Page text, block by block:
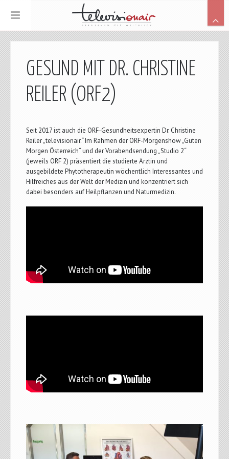
GESUND MIT DR. CHRISTINE
REILER (ORF2)
Seit 2017 ist auch die ORF-Gesundheitsexpertin Dr. Christine
Reiler „televisionair.“ Im Rahmen der ORF-Morgenshow „Guten
Morgen Österreich“ und der Vorabendsendung „Studio 2“
(jeweils ORF 2) präsentiert die studierte Ärztin und
ausgebildete Phytotherapeutin wöchentlich Interessantes und
Hilfreiches aus der Welt der Medizin und konzentriert sich
dabei besonders auf Heilpflanzen und Naturmedizin.